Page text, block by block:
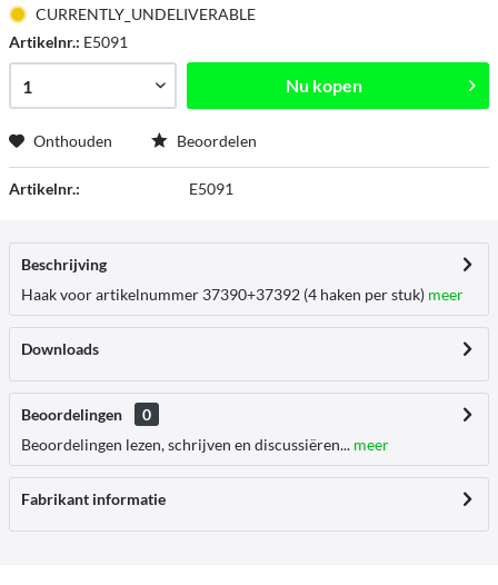
CURRENTLY_UNDELIVERABLE
Artikelnr.: E5091
Nu kopen
Onthouden Beoordelen
Artikelnr.: E5091
Beschrijving
Haak voor artikelnummer 37390+37392 (4 haken per stuk) meer
Downloads
Beoordelingen
0
Beoordelingen lezen, schrijven en discussiëren... meer
Fabrikant informatie